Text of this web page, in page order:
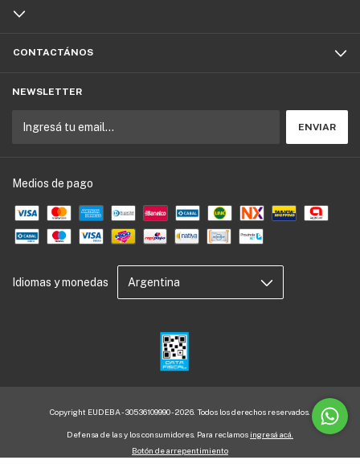
CONTACTÁNOS
NEWSLETTER
Medios de pago
Idiomas y monedas
Copyright EUDEBA - 30536109990 - 2026. Todos los derechos reservados.
Defensa de las y los consumidores. Para reclamos ingresá acá.
Botón de arrepentimiento